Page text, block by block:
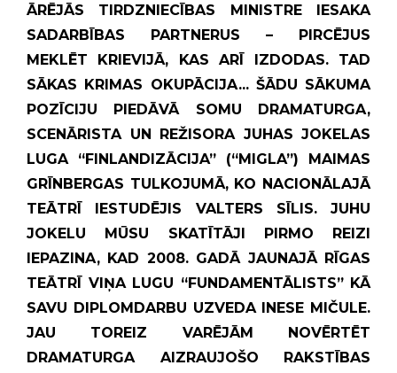
ĀRĒJĀS TIRDZNIECĪBAS MINISTRE IESAKA
SADARBĪBAS PARTNERUS – PIRCĒJUS
MEKLĒT KRIEVIJĀ, KAS ARĪ IZDODAS. TAD
SĀKAS KRIMAS OKUPĀCIJA... ŠĀDU SĀKUMA
POZĪCIJU PIEDĀVĀ SOMU DRAMATURGA,
SCENĀRISTA UN REŽISORA JUHAS JOKELAS
LUGA “FINLANDIZĀCIJA” (“MIGLA”) MAIMAS
GRĪNBERGAS TULKOJUMĀ, KO NACIONĀLAJĀ
TEĀTRĪ IESTUDĒJIS VALTERS SĪLIS. JUHU
JOKELU MŪSU SKATĪTĀJI PIRMO REIZI
IEPAZINA, KAD 2008. GADĀ JAUNAJĀ RĪGAS
TEĀTRĪ VIŅA LUGU “FUNDAMENTĀLISTS” KĀ
SAVU DIPLOMDARBU UZVEDA INESE MIČULE.
JAU TOREIZ VARĒJĀM NOVĒRTĒT
DRAMATURGA AIZRAUJOŠO RAKSTĪBAS